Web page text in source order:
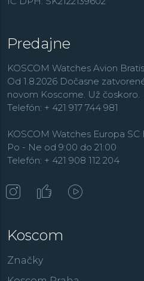
Predajne
KOSCOM Watches Avion
Od 1.8.2026 Dočasne
novom Koscome. Už čoskoro.
Telefón: + 421 917 744 981
KOSCOM Watches Europa
Po - Ne od 9:00 do 21:00
Telefón: + 421 908 112 204
Koscom
Značky